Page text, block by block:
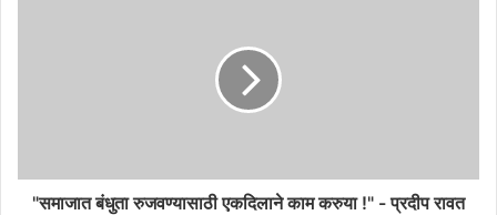
"समाजात बंधुता रुजवण्यासाठी एकदिलाने काम करुया !" - प्रदीप रावत